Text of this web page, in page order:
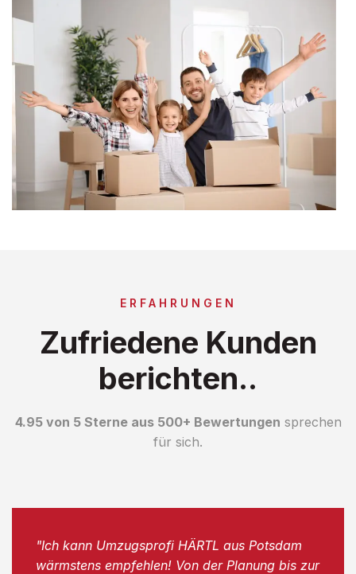
ERFAHRUNGEN
Zufriedene Kunden
berichten..
4.95 von 5 Sterne aus 500+ Bewertungen sprechen
für sich.
"Ich kann Umzugsprofi HÄRTL aus Potsdam
wärmstens empfehlen! Von der Planung bis zur